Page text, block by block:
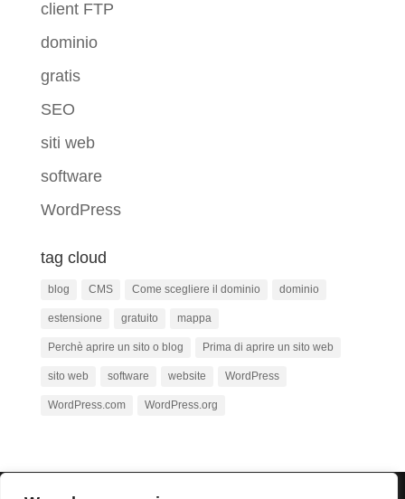
client FTP
dominio
gratis
SEO
siti web
software
WordPress
tag cloud
blog CMS Come scegliere il dominio dominio
estensione gratuito mappa
Perchè aprire un sito o blog Prima di aprire un sito web
sito web software website WordPress
WordPress.com WordPress.org